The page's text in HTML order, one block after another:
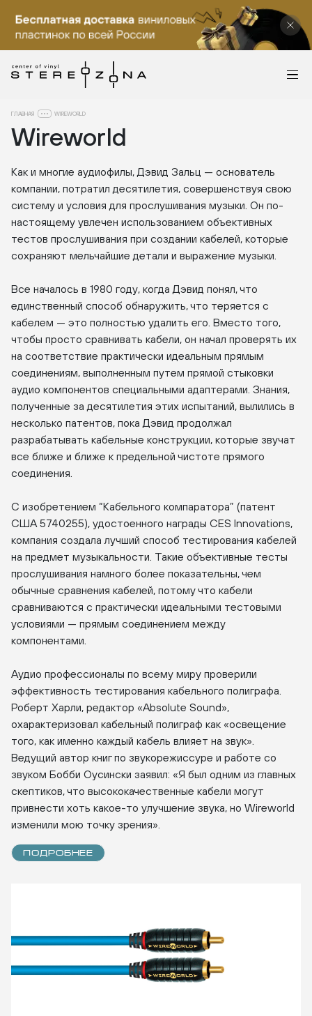
ГЛАВНАЯ WIREWORLD
Wireworld
Как и многие аудиофилы, Дэвид Зальц — основатель
компании, потратил десятилетия, совершенствуя свою
систему и условия для прослушивания музыки. Он по-
настоящему увлечен использованием объективных
тестов прослушивания при создании кабелей, которые
сохраняют мельчайшие детали и выражение музыки.
Все началось в 1980 году, когда Дэвид понял, что
единственный способ обнаружить, что теряется с
кабелем — это полностью удалить его. Вместо того,
чтобы просто сравнивать кабели, он начал проверять их
на соответствие практически идеальным прямым
соединениям, выполненным путем прямой стыковки
аудио компонентов специальными адаптерами. Знания,
полученные за десятилетия этих испытаний, вылились в
несколько патентов, пока Дэвид продолжал
разрабатывать кабельные конструкции, которые звучат
все ближе и ближе к предельной чистоте прямого
соединения.
С изобретением “Кабельного компаратора” (патент
США 5740255), удостоенного награды CES Innovations,
компания создала лучший способ тестирования кабелей
на предмет музыкальности. Такие объективные тесты
прослушивания намного более показательны, чем
обычные сравнения кабелей, потому что кабели
сравниваются с практически идеальными тестовыми
условиями — прямым соединением между
компонентами.
Аудио профессионалы по всему миру проверили
эффективность тестирования кабельного полиграфа.
Роберт Харли, редактор «Absolute Sound»,
охарактеризовал кабельный полиграф как «освещение
того, как именно каждый кабель влияет на звук».
Ведущий автор книг по звукорежиссуре и работе со
звуком Бобби Оусински заявил: «Я был одним из главных
скептиков, что высококачественные кабели могут
привнести хоть какое-то улучшение звука, но Wireworld
изменили мою точку зрения».
ПОДРОБНЕЕ